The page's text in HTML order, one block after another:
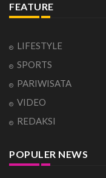
FEATURE
LIFESTYLE
SPORTS
PARIWISATA
VIDEO
REDAKSI
POPULER NEWS